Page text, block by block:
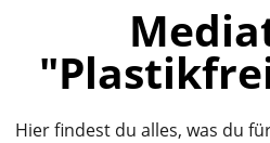
Hier findest du alles, was du